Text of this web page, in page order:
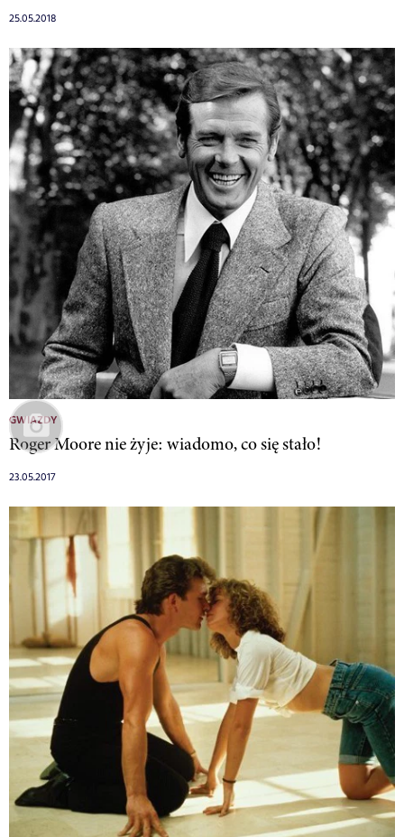
25.05.2018
GWIAZDY
Roger Moore nie żyje: wiadomo, co się stało!
23.05.2017